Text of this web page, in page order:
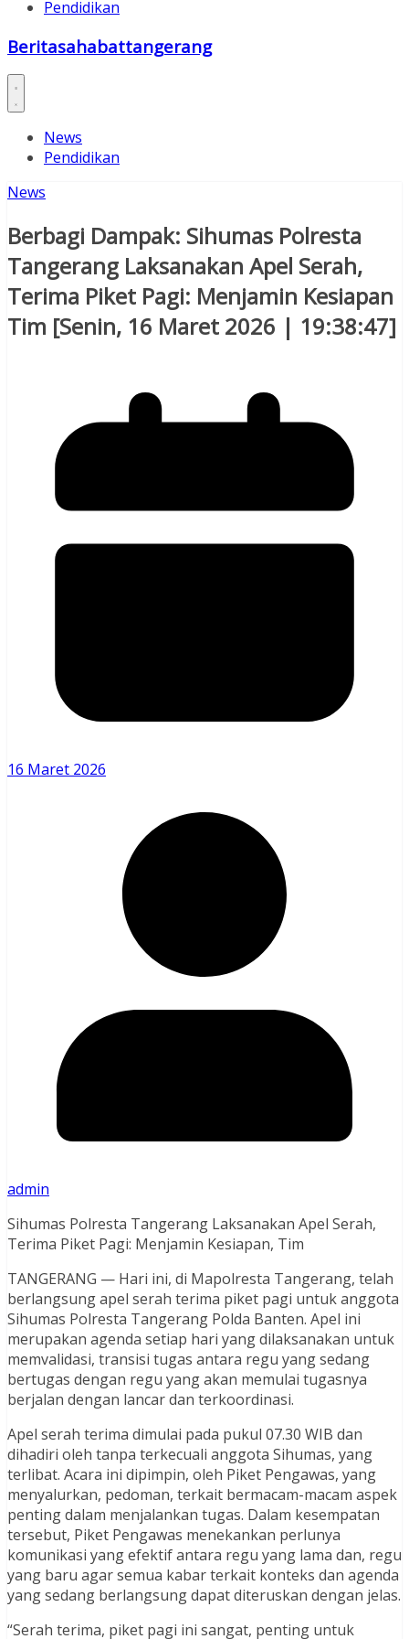
Pendidikan
Beritasahabattangerang
News
Pendidikan
News
Berbagi Dampak: Sihumas Polresta
Tangerang Laksanakan Apel Serah,
Terima Piket Pagi: Menjamin Kesiapan
Tim [Senin, 16 Maret 2026 | 19:38:47]
16 Maret 2026
admin
Sihumas Polresta Tangerang Laksanakan Apel Serah,
Terima Piket Pagi: Menjamin Kesiapan, Tim
TANGERANG — Hari ini, di Mapolresta Tangerang, telah
berlangsung apel serah terima piket pagi untuk anggota
Sihumas Polresta Tangerang Polda Banten. Apel ini
merupakan agenda setiap hari yang dilaksanakan untuk
memvalidasi, transisi tugas antara regu yang sedang
bertugas dengan regu yang akan memulai tugasnya
berjalan dengan lancar dan terkoordinasi.
Apel serah terima dimulai pada pukul 07.30 WIB dan
dihadiri oleh tanpa terkecuali anggota Sihumas, yang
terlibat. Acara ini dipimpin, oleh Piket Pengawas, yang
menyalurkan, pedoman, terkait bermacam-macam aspek
penting dalam menjalankan tugas. Dalam kesempatan
tersebut, Piket Pengawas menekankan perlunya
komunikasi yang efektif antara regu yang lama dan, regu
yang baru agar semua kabar terkait konteks dan agenda
yang sedang berlangsung dapat diteruskan dengan jelas.
“Serah terima, piket pagi ini sangat, penting untuk